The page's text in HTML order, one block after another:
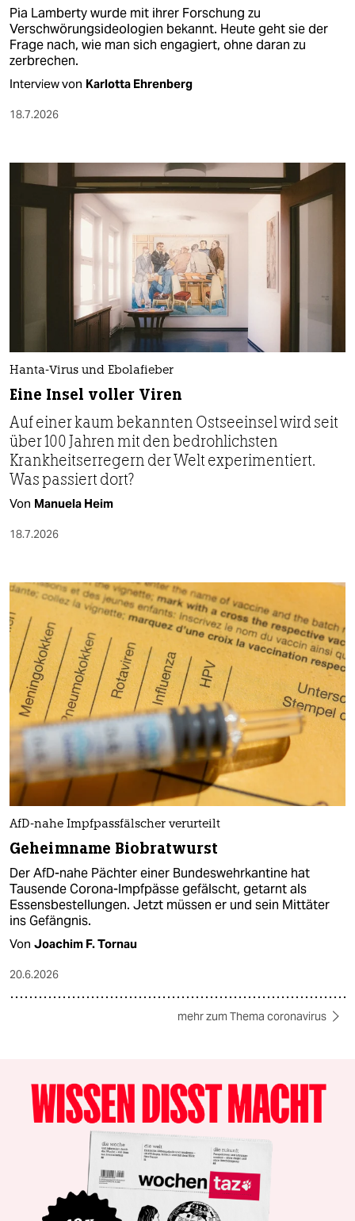
Pia Lamberty wurde mit ihrer Forschung zu
Verschwörungsideologien bekannt. Heute geht sie der
Frage nach, wie man sich engagiert, ohne daran zu
zerbrechen.
Interview von Karlotta Ehrenberg
18.7.2026
Hanta-Virus und Ebolafieber
Eine Insel voller Viren
Auf einer kaum bekannten Ostseeinsel wird seit
über 100 Jahren mit den bedrohlichsten
Krankheitserregern der Welt experimentiert.
Was passiert dort?
Von Manuela Heim
18.7.2026
AfD-nahe Impfpassfälscher verurteilt
Geheimname Biobratwurst
Der AfD-nahe Pächter einer Bundeswehrkantine hat
Tausende Corona-Impfpässe gefälscht, getarnt als
Essensbestellungen. Jetzt müssen er und sein Mittäter
ins Gefängnis.
Von Joachim F. Tornau
20.6.2026
mehr zum Thema coronavirus